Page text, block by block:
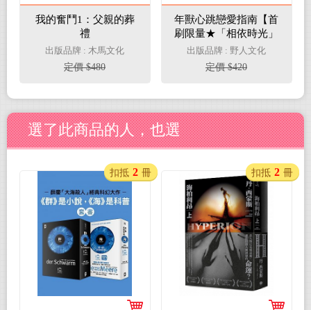
我的奮鬥1：父親的葬
禮
出版品牌 : 木馬文化
定價 $480
年獸心跳戀愛指南【首
刷限量★「相依時光」
Q版糖心透卡】
出版品牌 : 野人文化
定價 $420
選了此商品的人，也選
扣抵 2 冊 扣抵 2 冊